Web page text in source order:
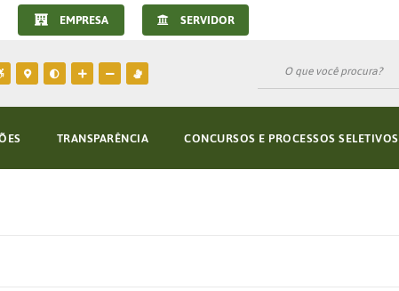
EMPRESA SERVIDOR
TRANSPARÊNCIA CONCURSOS E PROCESSOS SELETIVOS